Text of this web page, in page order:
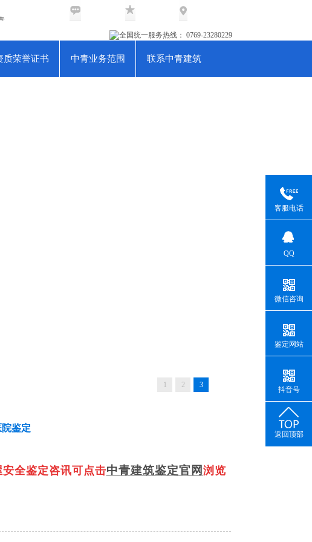
1 2 3
质荣誉证书 中青业务范围 联系中青建筑
鉴定
安全鉴定咨讯可点击中青建筑鉴定官网 浏览
客服电话
QQ
微信咨询
鉴定网站
抖音号
返回顶部